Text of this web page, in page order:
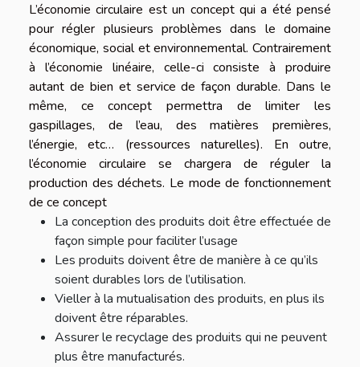
L’économie circulaire est un concept qui a été pensé
pour régler plusieurs problèmes dans le domaine
économique, social et environnemental. Contrairement
à l’économie linéaire, celle-ci consiste à produire
autant de bien et service de façon durable. Dans le
même, ce concept permettra de limiter les
gaspillages, de l’eau, des matières premières,
l’énergie, etc… (ressources naturelles). En outre,
l’économie circulaire se chargera de réguler la
production des déchets. Le mode de fonctionnement
de ce concept
La conception des produits doit être effectuée de
façon simple pour faciliter l’usage
Les produits doivent être de manière à ce qu’ils
soient durables lors de l’utilisation.
Vieller à la mutualisation des produits, en plus ils
doivent être réparables.
Assurer le recyclage des produits qui ne peuvent
plus être manufacturés.